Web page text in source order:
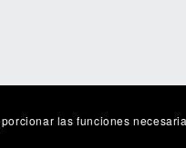
las funciones